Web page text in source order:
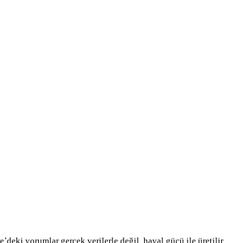
yorumlar gerçek verilerle değil, hayal gücü ile üretilir.